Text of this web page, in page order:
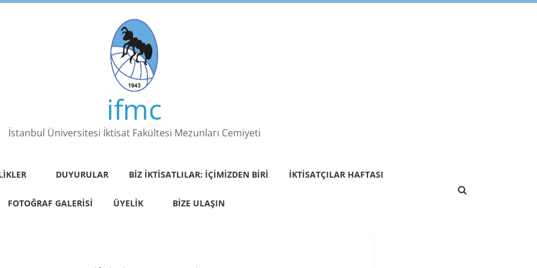
ifmc
İstanbul Üniversitesi İktisat Fakültesi Mezunları Cemiyeti
DUYURULAR BIZ İKTISATLILAR: İÇIMIZDEN BIRI İKTISATÇILAR HAFTASI
FOTOĞRAF GALERISI ÜYELIK BIZE ULAŞIN